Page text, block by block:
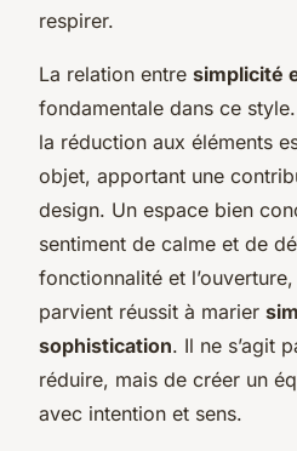
respirer.
La relation entre simplicité
fondamentale dans ce
la réduction aux éléments
objet, apportant une
design. Un espace bien
sentiment de calme et de
fonctionnalité et
parvient réussit à marier
sophistication. Il ne s’agit
réduire, mais de créer un
avec intention et sens.